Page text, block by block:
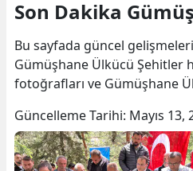
Son Dakika
Bu sayfada güncel
Gümüşhane Ülkücü Şehitler
fotoğrafları ve Gümüşhane
Güncelleme Tarihi: Mayıs 13,